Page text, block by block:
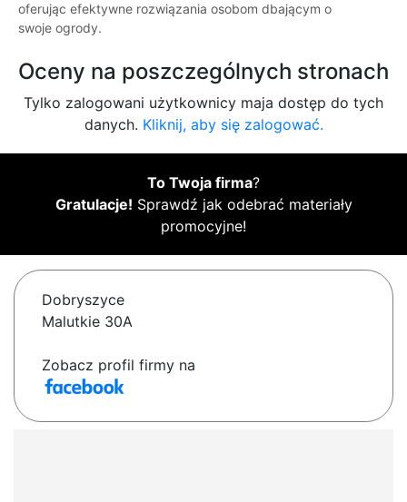
oferując efektywne rozwiązania osobom dbającym o
swoje ogrody.
Oceny na poszczególnych stronach
Tylko zalogowani użytkownicy maja dostęp do tych
danych. Kliknij, aby się zalogować.
To Twoja firma?
Gratulacje! Sprawdź jak odebrać materiały
promocyjne!
Dobryszyce
Malutkie 30A
Zobacz profil firmy na